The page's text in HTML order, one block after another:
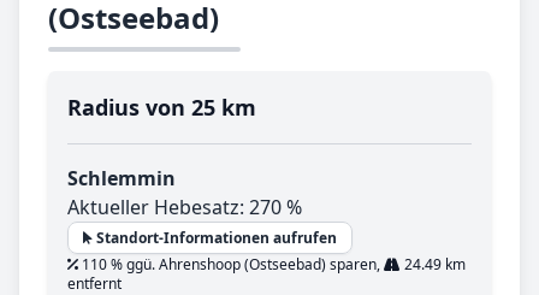
(Ostseebad)
Radius von 25 km
Schlemmin
Aktueller Hebesatz: 270 %
Standort-Informationen aufrufen
110 % ggü. Ahrenshoop (Ostseebad) sparen,
24.49 km
entfernt